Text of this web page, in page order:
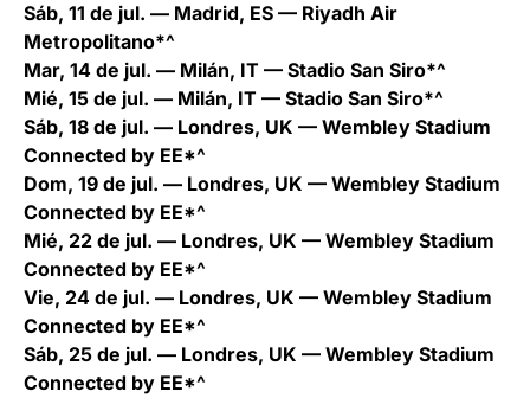
Sáb, 11 de jul. — Madrid, ES — Riyadh Air
Metropolitano*^
Mar, 14 de jul. — Milán, IT — Stadio San Siro*^
Mié, 15 de jul. — Milán, IT — Stadio San Siro*^
Sáb, 18 de jul. — Londres, UK — Wembley Stadium
Connected by EE*^
Dom, 19 de jul. — Londres, UK — Wembley Stadium
Connected by EE*^
Mié, 22 de jul. — Londres, UK — Wembley Stadium
Connected by EE*^
Vie, 24 de jul. — Londres, UK — Wembley Stadium
Connected by EE*^
Sáb, 25 de jul. — Londres, UK — Wembley Stadium
Connected by EE*^